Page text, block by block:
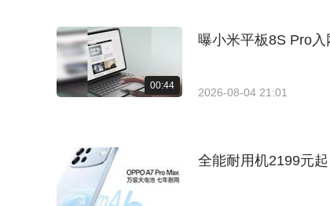
00:44
曝小米平板8S Pro
2026-08-04 21:01
全能耐用机2199元